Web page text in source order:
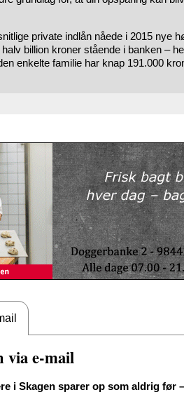
private indlån nåede i 2015 nye
billion kroner stående i banken –
enkelte familie har knap 191.000
via e-mail
i Skagen sparer op som aldrig før